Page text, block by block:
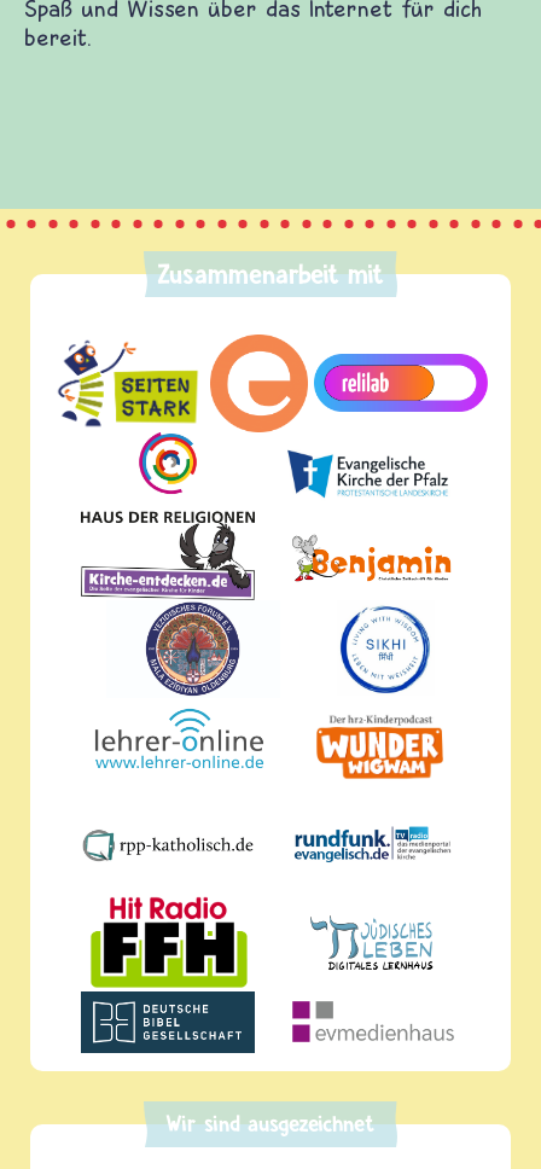
mehr. seitenstark.de selbst hält auch eine
und Wissen über das Internet für dich bereit.
Zusammenarbeit mit
Wir sind ausgezeichnet